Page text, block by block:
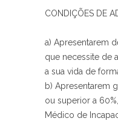
CONDIÇÕES DE
a) Apresentarem
que necessite de
a sua vida de
b) Apresentarem
ou superior a
Médico de